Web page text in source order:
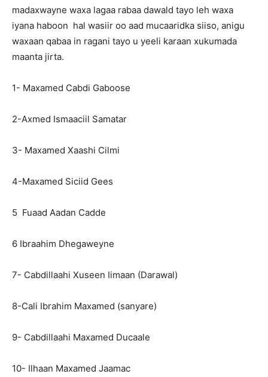
madaxwayne waxa lagaa rabaa dawald tayo leh waxa
iyana haboon hal wasiir oo aad mucaaridka siiso, anigu
waxaan qabaa in ragani tayo u yeeli karaan xukumada
maanta jirta.
1- Maxamed Cabdi Gaboose
2-Axmed Ismaaciil Samatar
3- Maxamed Xaashi Cilmi
4-Maxamed Siciid Gees
5 Fuaad Aadan Cadde
6 Ibraahim Dhegaweyne
7- Cabdillaahi Xuseen Iimaan (Darawal)
8-Cali Ibrahim Maxamed (sanyare)
9- Cabdillaahi Maxamed Ducaale
10- Ilhaan Maxamed Jaamac